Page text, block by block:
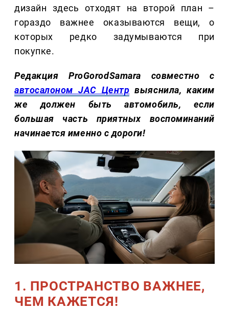
дизайн здесь отходят на второй план –
гораздо важнее оказываются вещи, о
которых редко задумываются при
покупке.
Редакция ProGorodSamara совместно с
автосалоном JAC Центр выяснила, каким
же должен быть автомобиль, если
большая часть приятных воспоминаний
начинается именно с дороги!
1. ПРОСТРАНСТВО ВАЖНЕЕ,
ЧЕМ КАЖЕТСЯ!